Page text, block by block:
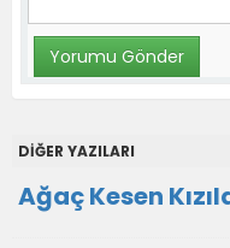
DİĞER YAZILARI
Ağaç Kesen